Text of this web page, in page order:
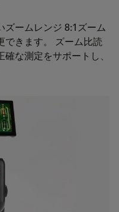
ズームレンジ 8:1ズーム
できます。 ズーム比読
な測定をサポートし、